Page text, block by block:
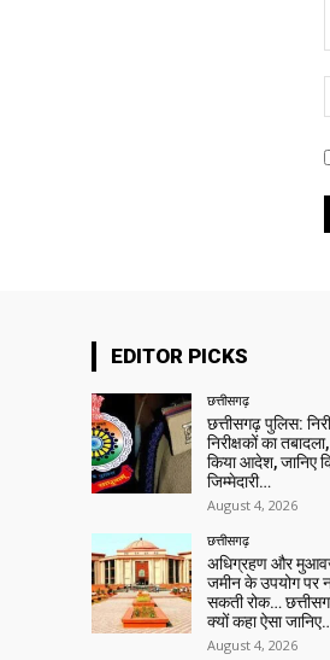
EDITOR PICKS
छत्तीसगढ़
छत्तीसगढ़ पुलिस:
निरीक्षकों का
किया आदेश, जानिए
जिम्मेदारी…
August 4, 2026
छत्तीसगढ़
अधिग्रहण और
जमीन के उपयोग पर
सकती रोक…
क्यों कहा ऐसा
August 4, 2026